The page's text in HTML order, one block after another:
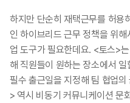
하지만 단순히 재택근무를 허용
인 하이브리드 근무 정책을 위
업 도구가 필요한데요. <토스>
해 직원들이 원하는 장소에서
필수 출근일을 지정해 팀 협업
> 역시 비동기 커뮤니케이션 문